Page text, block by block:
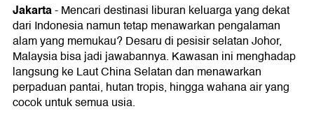
Jakarta-Mencari destinasi liburan keluarga yang dekat
dari Indonesia namun tetap menawarkan pengalaman
alam yang memukau? Desaru di pesisir selatan Johor,
Malaysia bisa jadi jawabannya. Kawasan ini menghadap
langsung ke Laut China Selatan dan menawarkan
perpaduan pantai, hutan tropis, hingga wahana air yang
cocok untuk semua usia.